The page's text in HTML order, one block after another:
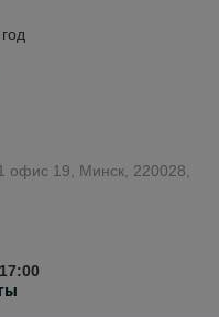
офис 19, Минск, 220028,